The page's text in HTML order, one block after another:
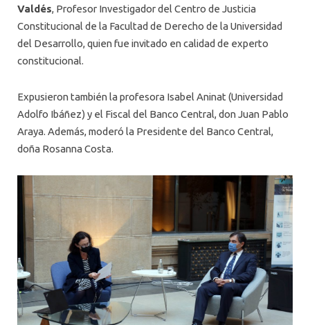
Valdés, Profesor Investigador del Centro de Justicia
Constitucional de la Facultad de Derecho de la Universidad
del Desarrollo, quien fue invitado en calidad de experto
constitucional.
Expusieron también la profesora Isabel Aninat (Universidad
Adolfo Ibáñez) y el Fiscal del Banco Central, don Juan Pablo
Araya. Además, moderó la Presidente del Banco Central,
doña Rosanna Costa.